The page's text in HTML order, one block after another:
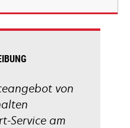
von
Service am